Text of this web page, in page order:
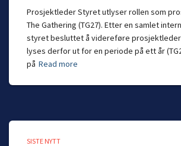
Prosjektleder Styret utlyser rollen som
The Gathering (TG27). Etter en samlet
styret besluttet å videreføre
lyses derfor ut for en periode på ett år
på Read more
SISTE NYTT